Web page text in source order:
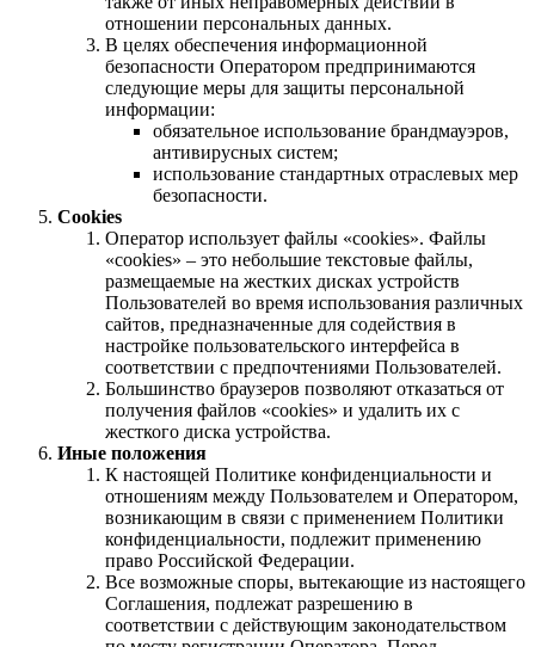
отношении персональных данных.
В целях обеспечения информационной
безопасности Оператором предпринимаются
следующие меры для защиты персональной
информации:
обязательное использование брандмауэров,
антивирусных систем;
использование стандартных отраслевых мер
безопасности.
Cookies
Оператор использует файлы «cookies». Файлы
«cookies» – это небольшие текстовые файлы,
размещаемые на жестких дисках устройств
Пользователей во время использования различных
сайтов, предназначенные для содействия в
настройке пользовательского интерфейса в
соответствии с предпочтениями Пользователей.
Большинство браузеров позволяют отказаться от
получения файлов «cookies» и удалить их с
жесткого диска устройства.
Иные положения
К настоящей Политике конфиденциальности и
отношениям между Пользователем и Оператором,
возникающим в связи с применением Политики
конфиденциальности, подлежит применению
право Российской Федерации.
Все возможные споры, вытекающие из настоящего
Соглашения, подлежат разрешению в
соответствии с действующим законодательством